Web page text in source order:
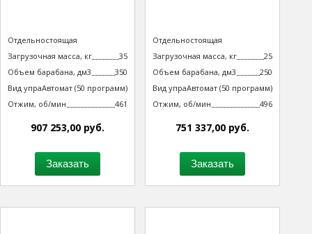
Тип машины
Отдельностоящая
неподрессоренная
Загрузочная масса, кг
35
Объем барабана, дм3
350
Вид управления
технологическим процессом
Автомат (50 программ)
Отжим, об/мин
461
907 253,00 руб.
Заказать
Тип машины
Отдельностоящая
неподрессоренная
Загрузочная масса, кг
25
Объем барабана, дм3
250
Вид управления
технологическим процессом
Автомат (50 программ)
Отжим, об/мин
496
751 337,00 руб.
Заказать